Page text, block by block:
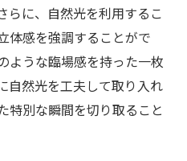
らに、自然光を利用するこ
体感を強調することがで
ような臨場感を持った一枚
自然光を工夫して取り入れ
特別な瞬間を切り取ること